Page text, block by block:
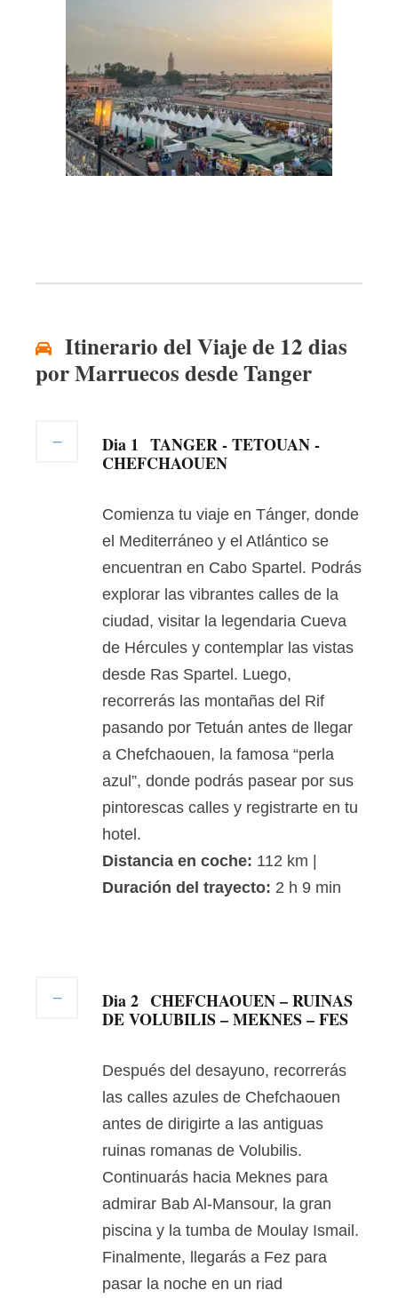
Itinerario del Viaje de 12 dias
por Marruecos desde Tanger
Dia 1 TANGER - TETOUAN -
CHEFCHAOUEN
Comienza tu viaje en Tánger, donde
el Mediterráneo y el Atlántico se
encuentran en Cabo Spartel. Podrás
explorar las vibrantes calles de la
ciudad, visitar la legendaria Cueva
de Hércules y contemplar las vistas
desde Ras Spartel. Luego,
recorrerás las montañas del Rif
pasando por Tetuán antes de llegar
a Chefchaouen, la famosa “perla
azul”, donde podrás pasear por sus
pintorescas calles y registrarte en tu
hotel.
Distancia en coche: 112 km |
Duración del trayecto: 2 h 9 min
Dia 2 CHEFCHAOUEN – RUINAS
DE VOLUBILIS – MEKNES – FES
Después del desayuno, recorrerás
las calles azules de Chefchaouen
antes de dirigirte a las antiguas
ruinas romanas de Volubilis.
Continuarás hacia Meknes para
admirar Bab Al-Mansour, la gran
piscina y la tumba de Moulay Ismail.
Finalmente, llegarás a Fez para
pasar la noche en un riad